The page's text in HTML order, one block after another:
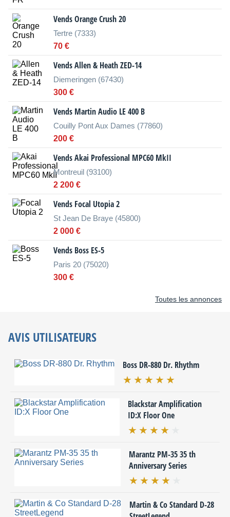
Vends Orange Crush 20
Tertre (7333)
70 €
Vends Allen & Heath ZED-14
Diemeringen (67430)
300 €
Vends Martin Audio LE 400 B
Couilly Pont Aux Dames (77860)
200 €
Vends Akai Professional MPC60 MkII
Montreuil (93100)
2 200 €
Vends Focal Utopia 2
St Jean De Braye (45800)
2 000 €
Vends Boss ES-5
Paris 20 (75020)
300 €
Toutes les annonces
AVIS UTILISATEURS
Boss DR-880 Dr. Rhythm
Blackstar Amplification
ID:X Floor One
Marantz PM-35 35 th
Anniversary Series
Martin & Co Standard D-28